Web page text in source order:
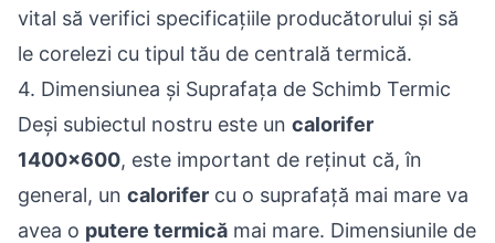
vital să verifici specificațiile producătorului și să
le corelezi cu tipul tău de centrală termică.
4. Dimensiunea și Suprafața de Schimb Termic
Deși subiectul nostru este un calorifer
1400x600, este important de reținut că, în
general, un calorifer cu o suprafață mai mare va
avea o putere termică mai mare. Dimensiunile de